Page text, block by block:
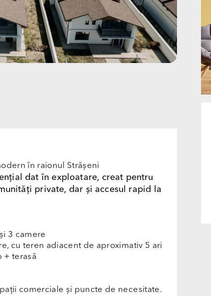
în raionul Strășeni
dat în exploatare, creat pentru
private, dar și accesul rapid la
3 camere
cu teren adiacent de aproximativ 5 ari
+ terasă
comerciale și puncte de necesitate.